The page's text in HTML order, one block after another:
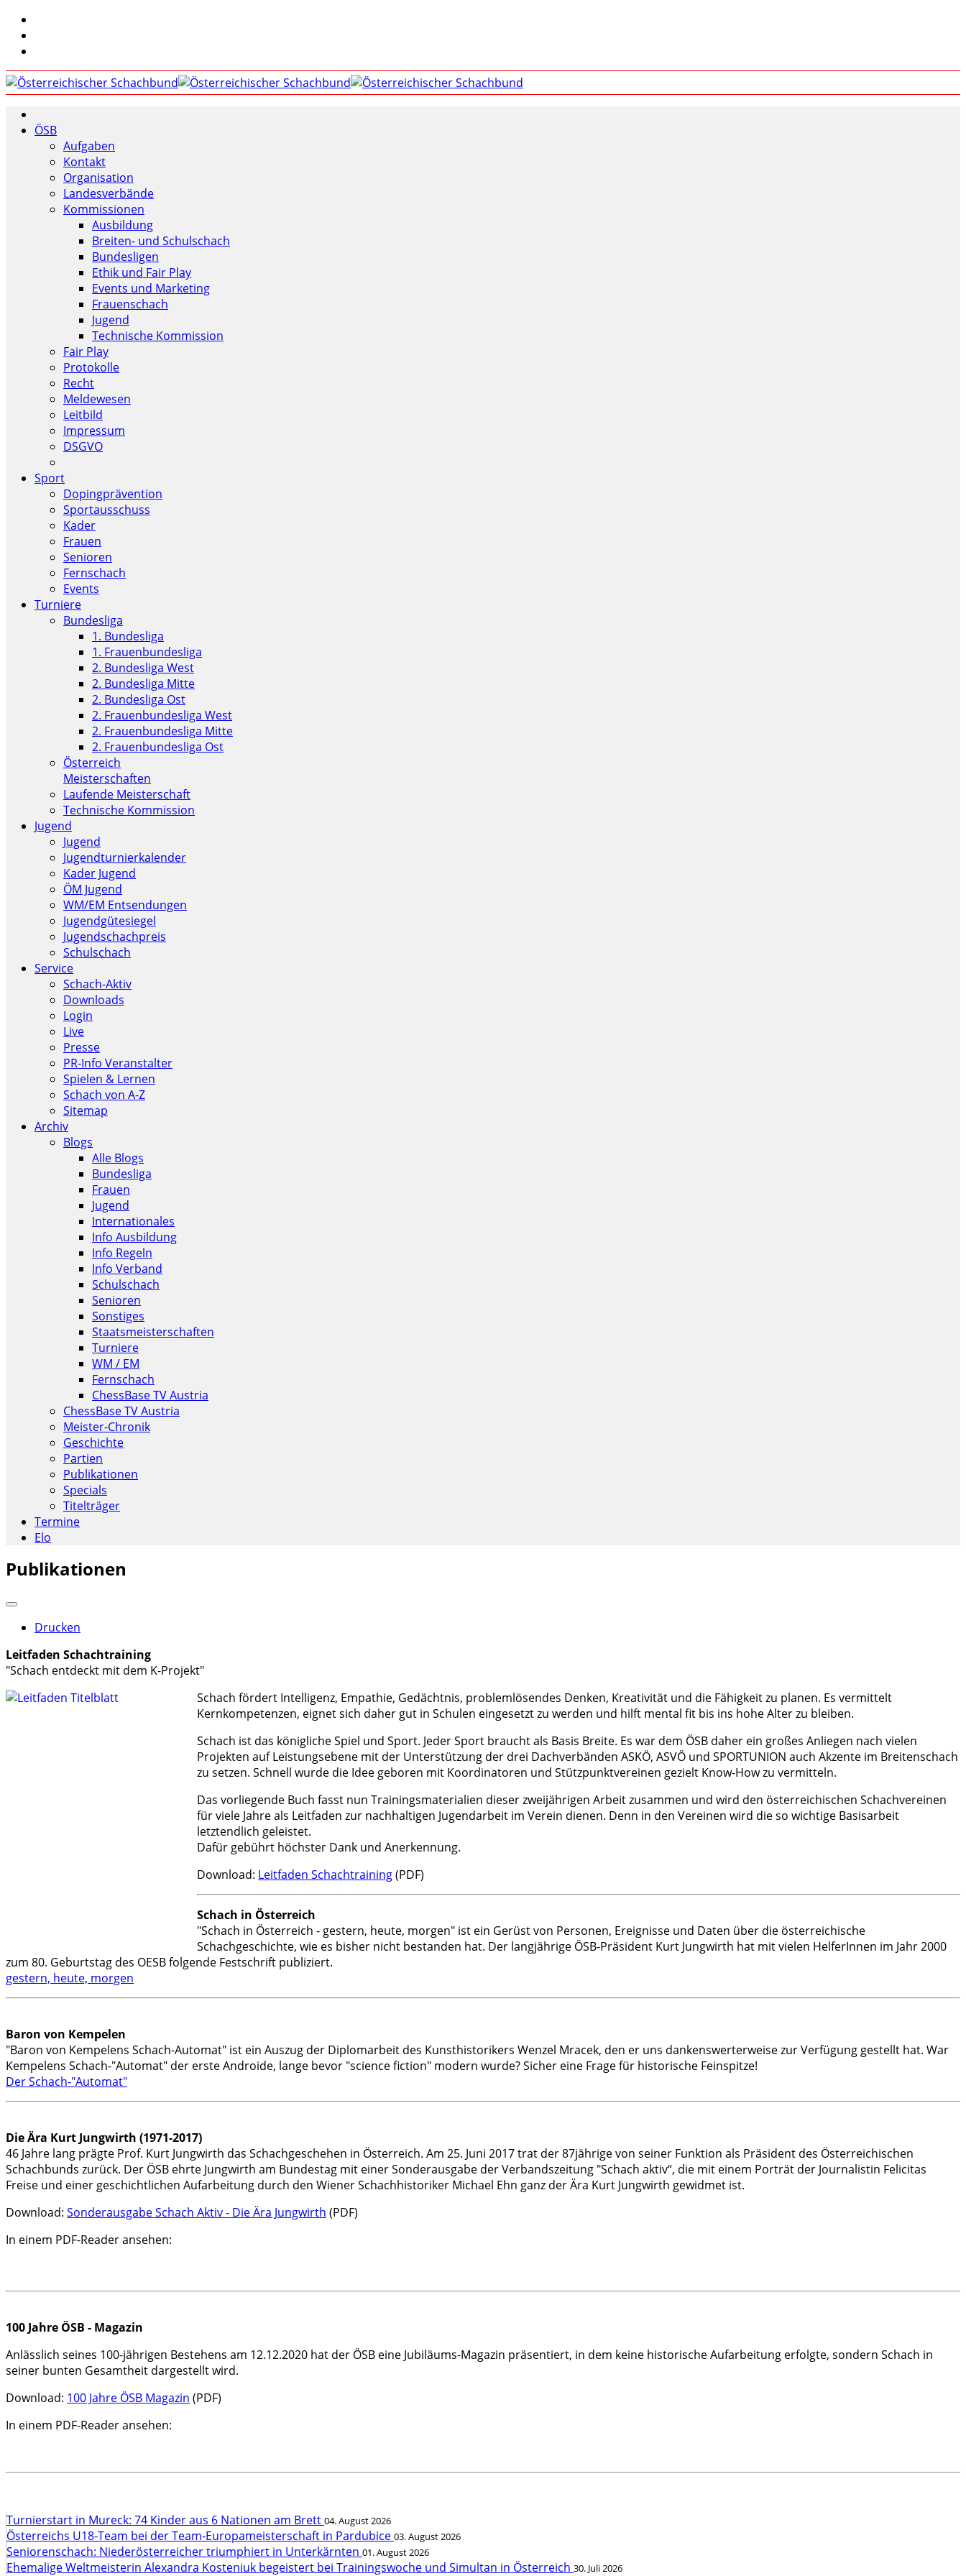
ÖSB
Aufgaben
Kontakt
Organisation
Landesverbände
Kommissionen
Ausbildung
Breiten- und Schulschach
Bundesligen
Ethik und Fair Play
Events und Marketing
Frauenschach
Jugend
Technische Kommission
Fair Play
Protokolle
Recht
Meldewesen
Leitbild
Impressum
DSGVO
Sport
Dopingprävention
Sportausschuss
Kader
Frauen
Senioren
Fernschach
Events
Turniere
Bundesliga
1. Bundesliga
1. Frauenbundesliga
2. Bundesliga West
2. Bundesliga Mitte
2. Bundesliga Ost
2. Frauenbundesliga West
2. Frauenbundesliga Mitte
2. Frauenbundesliga Ost
Österreich
Meisterschaften
Laufende Meisterschaft
Technische Kommission
Jugend
Jugend
Jugendturnierkalender
Kader Jugend
ÖM Jugend
WM/EM Entsendungen
Jugendgütesiegel
Jugendschachpreis
Schulschach
Service
Schach-Aktiv
Downloads
Login
Live
Presse
PR-Info Veranstalter
Spielen & Lernen
Schach von A-Z
Sitemap
Archiv
Blogs
Alle Blogs
Bundesliga
Frauen
Jugend
Internationales
Info Ausbildung
Info Regeln
Info Verband
Schulschach
Senioren
Sonstiges
Staatsmeisterschaften
Turniere
WM / EM
Fernschach
ChessBase TV Austria
ChessBase TV Austria
Meister-Chronik
Geschichte
Partien
Publikationen
Specials
Titelträger
Termine
Elo
Publikationen
Drucken
Leitfaden Schachtraining
"Schach entdeckt mit dem K-Projekt"
Schach fördert Intelligenz, Empathie, Gedächtnis, problemlösendes Denken, Kreativität und die Fähigkeit zu planen. Es vermittelt
Kernkompetenzen, eignet sich daher gut in Schulen eingesetzt zu werden und hilft mental fit bis ins hohe Alter zu bleiben.
Schach ist das königliche Spiel und Sport. Jeder Sport braucht als Basis Breite. Es war dem ÖSB daher ein großes Anliegen nach vielen
Projekten auf Leistungsebene mit der Unterstützung der drei Dachverbänden ASKÖ, ASVÖ und SPORTUNION auch Akzente im Breitenschach
zu setzen. Schnell wurde die Idee geboren mit Koordinatoren und Stützpunktvereinen gezielt Know-How zu vermitteln.
Das vorliegende Buch fasst nun Trainingsmaterialien dieser zweijährigen Arbeit zusammen und wird den österreichischen Schachvereinen
für viele Jahre als Leitfaden zur nachhaltigen Jugendarbeit im Verein dienen. Denn in den Vereinen wird die so wichtige Basisarbeit
letztendlich geleistet.
Dafür gebührt höchster Dank und Anerkennung.
Download: Leitfaden Schachtraining(PDF)
Schach in Österreich
"Schach in Österreich - gestern, heute, morgen" ist ein Gerüst von Personen, Ereignisse und Daten über die österreichische
Schachgeschichte, wie es bisher nicht bestanden hat. Der langjährige ÖSB-Präsident Kurt Jungwirth hat mit vielen HelferInnen im Jahr 2000
zum 80. Geburtstag des OESB folgende Festschrift publiziert.
gestern, heute, morgen
Baron von Kempelen
"Baron von Kempelens Schach-Automat" ist ein Auszug der Diplomarbeit des Kunsthistorikers Wenzel Mracek, den er uns dankenswerterweise zur Verfügung gestellt hat. War
Kempelens Schach-"Automat" der erste Androide, lange bevor "science fiction" modern wurde? Sicher eine Frage für historische Feinspitze!
Der Schach-"Automat"
Die Ära Kurt Jungwirth (1971-2017)
46 Jahre lang prägte Prof. Kurt Jungwirth das Schachgeschehen in Österreich. Am 25. Juni 2017 trat der 87jährige von seiner Funktion als Präsident des Österreichischen
Schachbunds zurück. Der ÖSB ehrte Jungwirth am Bundestag mit einer Sonderausgabe der Verbandszeitung "Schach aktiv“, die mit einem Porträt der Journalistin Felicitas
Freise und einer geschichtlichen Aufarbeitung durch den Wiener Schachhistoriker Michael Ehn ganz der Ära Kurt Jungwirth gewidmet ist.
Download: Sonderausgabe Schach Aktiv - Die Ära Jungwirth (PDF)
In einem PDF-Reader ansehen:
100 Jahre ÖSB - Magazin
Anlässlich seines 100-jährigen Bestehens am 12.12.2020 hat der ÖSB eine Jubiläums-Magazin präsentiert, in dem keine historische Aufarbeitung erfolgte, sondern Schach in
seiner bunten Gesamtheit dargestellt wird.
Download: 100 Jahre ÖSB Magazin (PDF)
In einem PDF-Reader ansehen:
Turnierstart in Mureck: 74 Kinder aus 6 Nationen am Brett 04. August 2026
Österreichs U18-Team bei der Team-Europameisterschaft in Pardubice 03. August 2026
Seniorenschach: Niederösterreicher triumphiert in Unterkärnten 01. August 2026
Ehemalige Weltmeisterin Alexandra Kosteniuk begeistert bei Trainingswoche und Simultan in Österreich 30. Juli 2026